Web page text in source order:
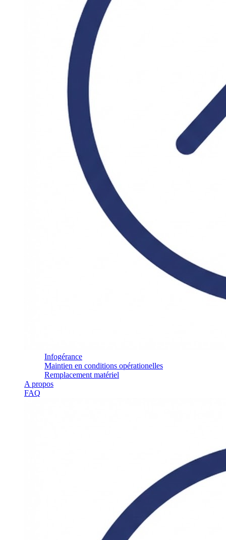
Infogérance
Maintien en conditions opérationelles
Remplacement matériel
A propos
FAQ